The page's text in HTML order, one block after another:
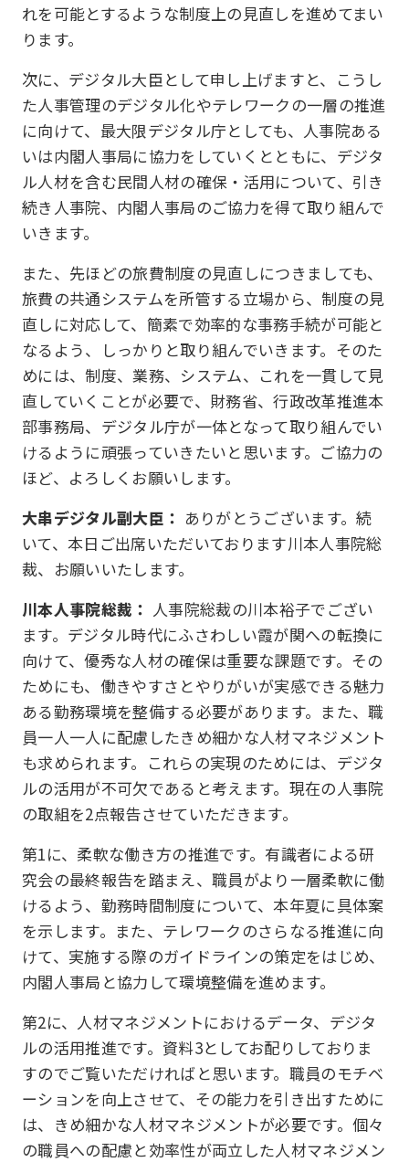
れを可能とするような制度上の見直しを進めてまい
ります。
次に、デジタル大臣として申し上げますと、こうし
た人事管理のデジタル化やテレワークの一層の推進
に向けて、最大限デジタル庁としても、人事院ある
いは内閣人事局に協力をしていくとともに、デジタ
ル人材を含む民間人材の確保・活用について、引き
続き人事院、内閣人事局のご協力を得て取り組んで
いきます。
また、先ほどの旅費制度の見直しにつきましても、
旅費の共通システムを所管する立場から、制度の見
直しに対応して、簡素で効率的な事務手続が可能と
なるよう、しっかりと取り組んでいきます。そのた
めには、制度、業務、システム、これを一貫して見
直していくことが必要で、財務省、行政改革推進本
部事務局、デジタル庁が一体となって取り組んでい
けるように頑張っていきたいと思います。ご協力の
ほど、よろしくお願いします。
大串デジタル副大臣： ありがとうございます。続
いて、本日ご出席いただいております川本人事院総
裁、お願いいたします。
川本人事院総裁： 人事院総裁の川本裕子でござい
ます。デジタル時代にふさわしい霞が関への転換に
向けて、優秀な人材の確保は重要な課題です。その
ためにも、働きやすさとやりがいが実感できる魅力
ある勤務環境を整備する必要があります。また、職
員一人一人に配慮したきめ細かな人材マネジメント
も求められます。これらの実現のためには、デジタ
ルの活用が不可欠であると考えます。現在の人事院
の取組を2点報告させていただきます。
第1に、柔軟な働き方の推進です。有識者による研
究会の最終報告を踏まえ、職員がより一層柔軟に働
けるよう、勤務時間制度について、本年夏に具体案
を示します。また、テレワークのさらなる推進に向
けて、実施する際のガイドラインの策定をはじめ、
内閣人事局と協力して環境整備を進めます。
第2に、人材マネジメントにおけるデータ、デジタ
ルの活用推進です。資料3としてお配りしておりま
すのでご覧いただければと思います。職員のモチベ
ーションを向上させて、その能力を引き出すために
は、きめ細かな人材マネジメントが必要です。個々
の職員への配慮と効率性が両立した人材マネジメン